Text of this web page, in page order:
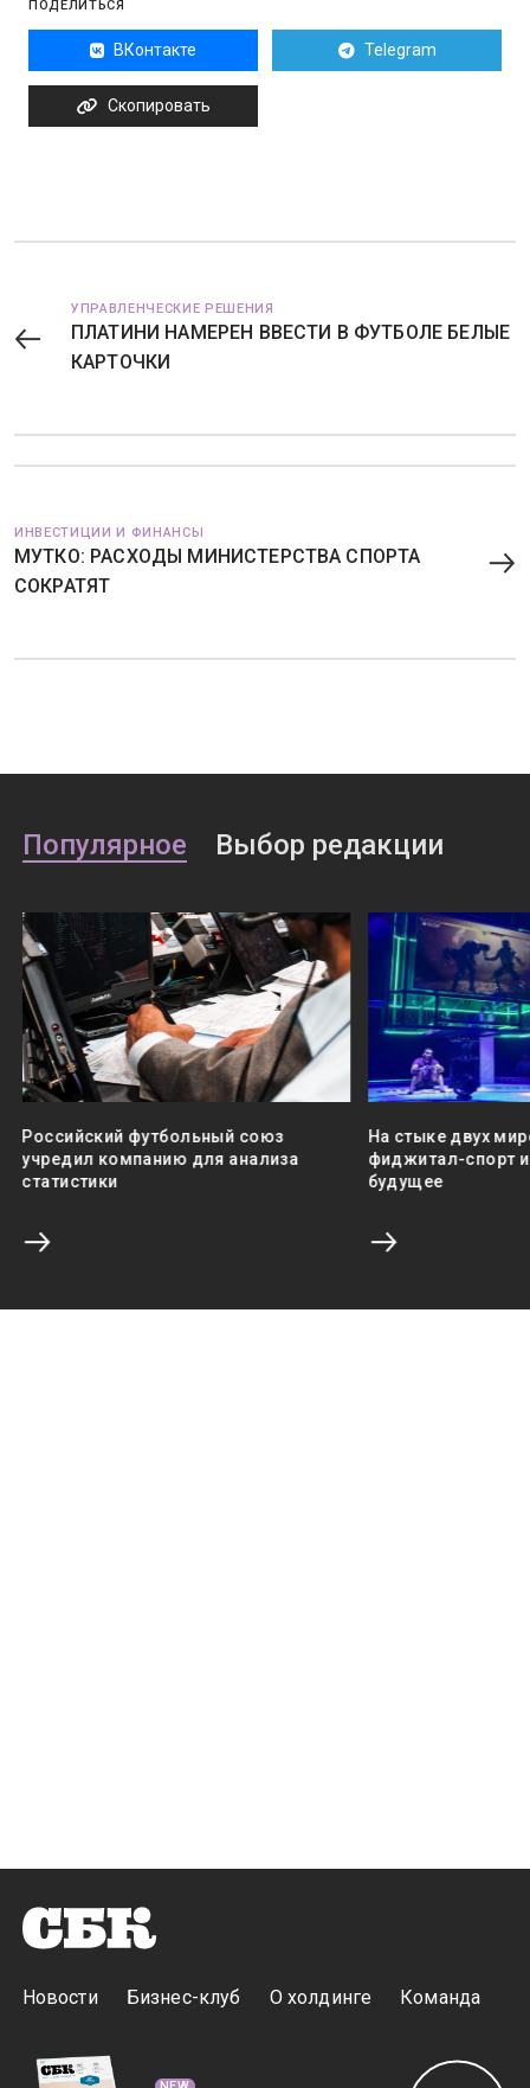
ПОДЕЛИТЬСЯ
ВКонтакте Telegram
Скопировать
УПРАВЛЕНЧЕСКИЕ РЕШЕНИЯ
ПЛАТИНИ НАМЕРЕН ВВЕСТИ В ФУТБОЛЕ БЕЛЫЕ
КАРТОЧКИ
ИНВЕСТИЦИИ И ФИНАНСЫ
МУТКО: РАСХОДЫ МИНИСТЕРСТВА СПОРТА
СОКРАТЯТ
Популярное Выбор редакции
Российский футбольный союз
учредил компанию для анализа
статистики
На стыке двух
фиджитал-спорт
будущее
Новости Бизнес-клуб О холдинге Команда